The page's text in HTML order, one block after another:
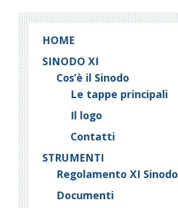
HOME
SINODO XI
Cos’è il Sinodo
Le tappe principali
Il logo
Contatti
STRUMENTI
Regolamento XI Sinodo
Documenti